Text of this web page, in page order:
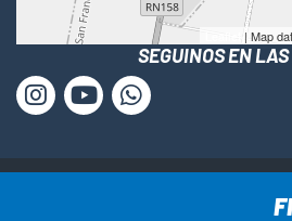
| Map
SEGUINOS EN